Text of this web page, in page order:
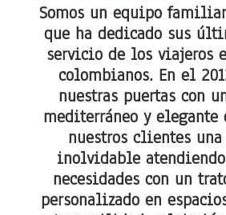
Somos un equipo
que ha dedicado sus
servicio de los viajeros
colombianos. En el
nuestras puertas con
mediterráneo y elegante
nuestros clientes
inolvidable
necesidades con un
personalizado en